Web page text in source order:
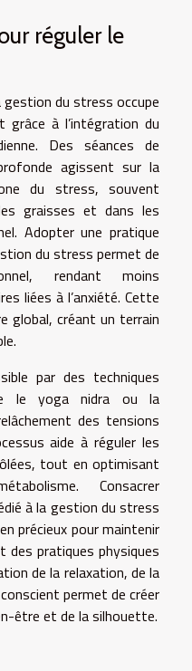
réguler le
du stress occupe
grâce à l’intégration du
Des séances de
agissent sur la
du stress, souvent
graisses et dans les
Adopter une pratique
du stress permet de
rendant moins
liées à l’anxiété. Cette
global, créant un terrain
par des techniques
le yoga nidra ou la
des tensions
aide à réguler les
tout en optimisant
Consacrer
à la gestion du stress
précieux pour maintenir
des pratiques physiques
de la relaxation, de la
permet de créer
être et de la silhouette.